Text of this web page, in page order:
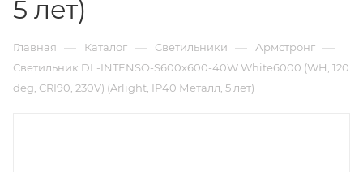
5 лет)
Главная — Каталог — Светильники — Армстронг —
Светильник DL-INTENSO-S600x600-40W White6000 (WH, 120
deg, CRI90, 230V) (Arlight, IP40 Металл, 5 лет)